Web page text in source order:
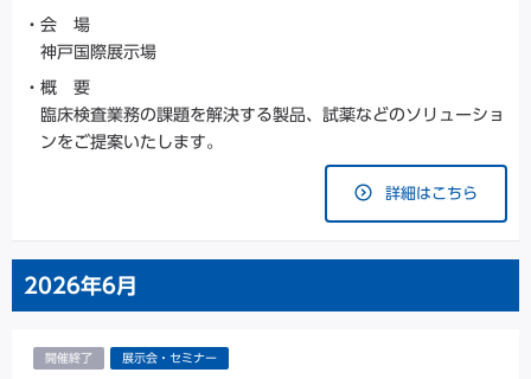
会 場
神戸国際展示場
概 要
臨床検査業務の課題を解決する製品、試薬などのソリューショ
ンをご提案いたします。
詳細はこちら
2026年6月
開催終了 展示会・セミナー